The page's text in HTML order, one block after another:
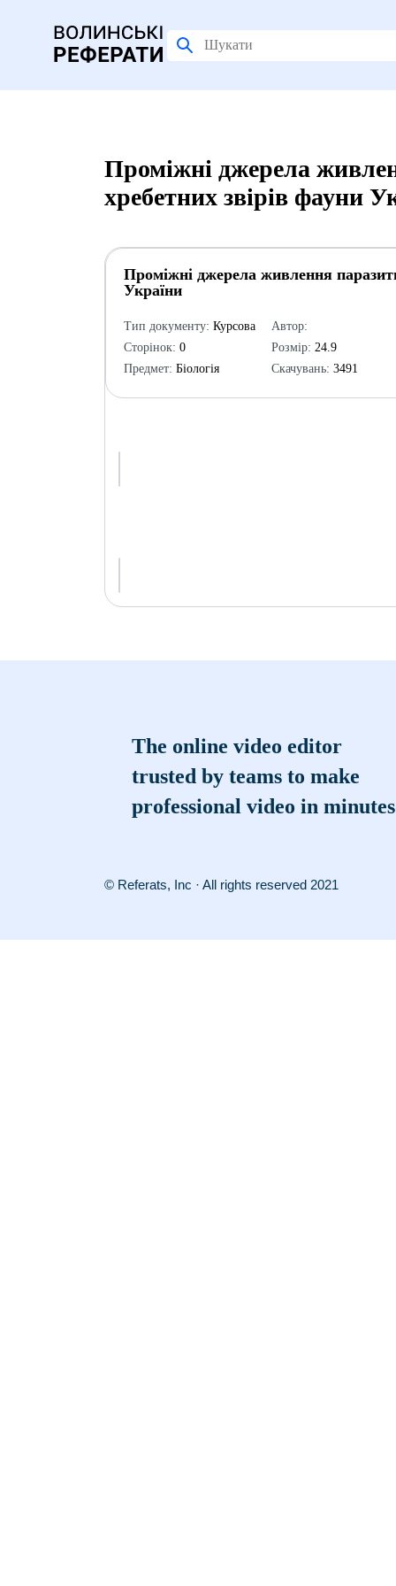
Проміжні джерела
хребетних звірів фауни
Проміжні джерела живлення
України
Тип документу: Курсова
Сторінок: 0
Предмет: Біологія
Автор:
Розмір: 24.9
Скачувань: 3491
The online video editor
trusted by teams to make
professional video in minutes
© Referats, Inc · All rights reserved 2021